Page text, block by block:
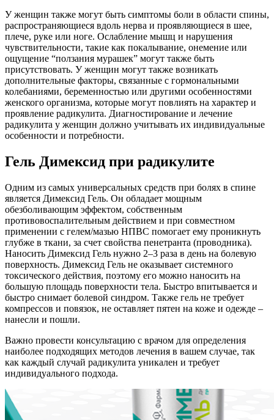
У женщин также могут быть симптомы боли в области спины,
распространяющиеся вдоль нерва и проявляющиеся в шее,
плече, руке или ноге. Ослабление мышц и нарушения
чувствительности, такие как покалывание, онемение или
ощущение “ползания мурашек” могут также быть
присутствовать. У женщин могут также возникать
дополнительные факторы, связанные с гормональными
колебаниями, беременностью или другими особенностями
женского организма, которые могут повлиять на характер и
проявление радикулита. Диагностирование и лечение
радикулита у женщин должно учитывать их индивидуальные
особенности и потребности.
Гель Димексид при радикулите
Одним из самых универсальных средств при болях в спине
является Димексид Гель. Он обладает мощным
обезболивающим эффектом, собственным
противовоспалительным действием и при совместном
применении с гелем/мазью НПВС помогает ему проникнуть
глубже в ткани, за счет свойства пенетранта (проводника).
Наносить Димексид Гель нужно 2–3 раза в день на болевую
поверхность. Димексид Гель не оказывает системного
токсического действия, поэтому его можно наносить на
большую площадь поверхности тела. Быстро впитывается и
быстро снимает болевой синдром. Также гель не требует
компрессов и повязок, не оставляет пятен на коже и одежде –
нанесли и пошли.
Важно провести консультацию с врачом для определения
наиболее подходящих методов лечения в вашем случае, так
как каждый случай радикулита уникален и требует
индивидуального подхода.